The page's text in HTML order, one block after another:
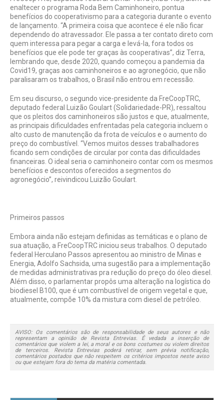
enaltecer o programa Roda Bem Caminhoneiro, pontua
benefícios do cooperativismo para a categoria durante o evento
de lançamento. “A primeira coisa que acontece é ele não ficar
dependendo do atravessador. Ele passa a ter contato direto com
quem interessa para pegar a carga e levá-la, fora todos os
benefícios que ele pode ter graças às cooperativas”, diz Terra,
lembrando que, desde 2020, quando começou a pandemia da
Covid19, graças aos caminhoneiros e ao agronegócio, que não
paralisaram os trabalhos, o Brasil não entrou em recessão.
Em seu discurso, o segundo vice-presidente da FreCoopTRC,
deputado federal Luizão Goulart (Solidariedade-PR), ressaltou
que os pleitos dos caminhoneiros são justos e que, atualmente,
as principais dificuldades enfrentadas pela categoria incluem o
alto custo de manutenção da frota de veículos e o aumento do
preço do combustível. “Vemos muitos desses trabalhadores
ficando sem condições de circular por conta das dificuldades
financeiras. O ideal seria o caminhoneiro contar com os mesmos
benefícios e descontos oferecidos a segmentos do
agronegócio”, reivindicou Luizão Goulart.
Primeiros passos
Embora ainda não estejam definidas as temáticas e o plano de
sua atuação, a FreCoopTRC iniciou seus trabalhos. O deputado
federal Herculano Passos apresentou ao ministro de Minas e
Energia, Adolfo Sachsida, uma sugestão para a implementação
de medidas administrativas pra redução do preço do óleo diesel.
Além disso, o parlamentar propôs uma alteração na logística do
biodiesel B100, que é um combustível de origem vegetal e que,
atualmente, compõe 10% da mistura com diesel de petróleo.
AVISO: Os comentários são de responsabilidade de seus autores e não
representam a opinião de Revista Entrevias. É vedada a inserção de
comentários que violem a lei, a moral e os bons costumes ou violem direitos
de terceiros. Revista Entrevias poderá retirar, sem prévia notificação,
comentários postados que não respeitem os critérios impostos neste aviso
ou que estejam fora do tema da matéria comentada.